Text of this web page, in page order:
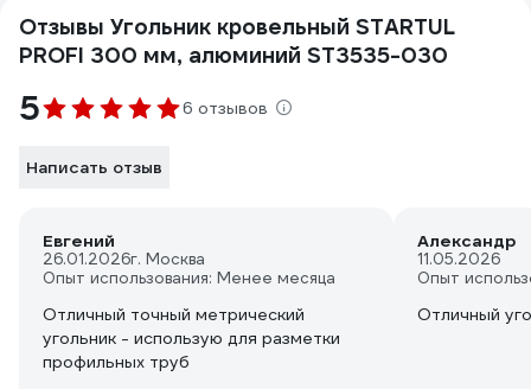
Отзывы Угольник кровельный STARTUL
PROFI 300 мм, алюминий ST3535-030
5 6 отзывов
Написать отзыв
Евгений
26.01.2026г. Москва
Опыт использования: Менее месяца
Отличный точный метрический
угольник - использую для разметки
профильных труб
Александр
11.05.2026
Опыт
Отличный